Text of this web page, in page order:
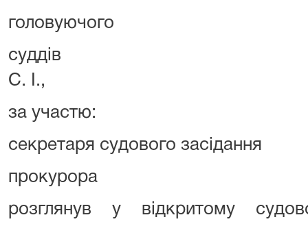
головуючого
суддів Ємця О.
С. І.,
за участю:
секретаря судового
прокурора
розглянув у відкритому